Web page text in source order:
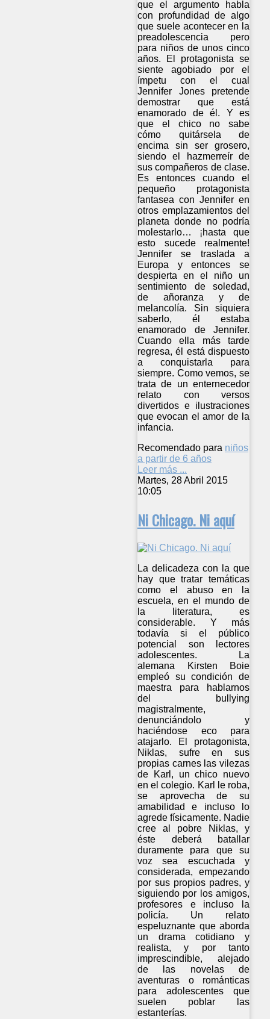
que el argumento habla
con profundidad de algo
que suele acontecer en la
preadolescencia pero
para niños de unos cinco
años. El protagonista se
siente agobiado por el
ímpetu con el cual
Jennifer Jones pretende
demostrar que está
enamorado de él. Y es
que el chico no sabe
cómo quitársela de
encima sin ser grosero,
siendo el hazmerreír de
sus compañeros de clase.
Es entonces cuando el
pequeño protagonista
fantasea con Jennifer en
otros emplazamientos del
planeta donde no podría
molestarlo… ¡hasta que
esto sucede realmente!
Jennifer se traslada a
Europa y entonces se
despierta en el niño un
sentimiento de soledad,
de añoranza y de
melancolía. Sin siquiera
saberlo, él estaba
enamorado de Jennifer.
Cuando ella más tarde
regresa, él está dispuesto
a conquistarla para
siempre. Como vemos, se
trata de un enternecedor
relato con versos
divertidos e ilustraciones
que evocan el amor de la
infancia.
Recomendado para niños
a partir de 6 años
Leer más ...
Martes, 28 Abril 2015
10:05
Ni Chicago. Ni aquí
La delicadeza con la que
hay que tratar temáticas
como el abuso en la
escuela, en el mundo de
la literatura, es
considerable. Y más
todavía si el público
potencial son lectores
adolescentes. La
alemana Kirsten Boie
empleó su condición de
maestra para hablarnos
del bullying
magistralmente,
denunciándolo y
haciéndose eco para
atajarlo. El protagonista,
Niklas, sufre en sus
propias carnes las vilezas
de Karl, un chico nuevo
en el colegio. Karl le roba,
se aprovecha de su
amabilidad e incluso lo
agrede físicamente. Nadie
cree al pobre Niklas, y
éste deberá batallar
duramente para que su
voz sea escuchada y
considerada, empezando
por sus propios padres, y
siguiendo por los amigos,
profesores e incluso la
policía. Un relato
espeluznante que aborda
un drama cotidiano y
realista, y por tanto
imprescindible, alejado
de las novelas de
aventuras o románticas
para adolescentes que
suelen poblar las
estanterías.